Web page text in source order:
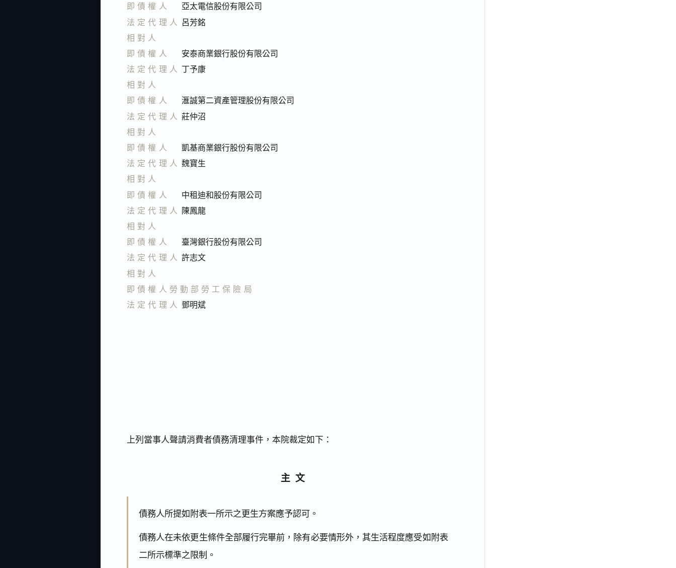
即債權人
亞太電信股份有限公司
法定代理人 呂芳銘
相對人
即債權人
安泰商業銀行股份有限公司
法定代理人 丁予康
相對人
即債權人
滙誠第二資產管理股份有限公司
法定代理人 莊仲沼
相對人
即債權人
凱基商業銀行股份有限公司
法定代理人 魏寶生
相對人
即債權人
中租迪和股份有限公司
法定代理人 陳鳳龍
相對人
即債權人
臺灣銀行股份有限公司
法定代理人 許志文
相對人
即債權人勞動部勞工保險局
法定代理人 鄧明斌
上列當事人聲請消費者債務清理事件，本院裁定如下：
主文
債務人所提如附表一所示之更生方案應予認可。
債務人在未依更生條件全部履行完畢前，除有必要情形外，其生活程度應受如附表
二所示標準之限制。